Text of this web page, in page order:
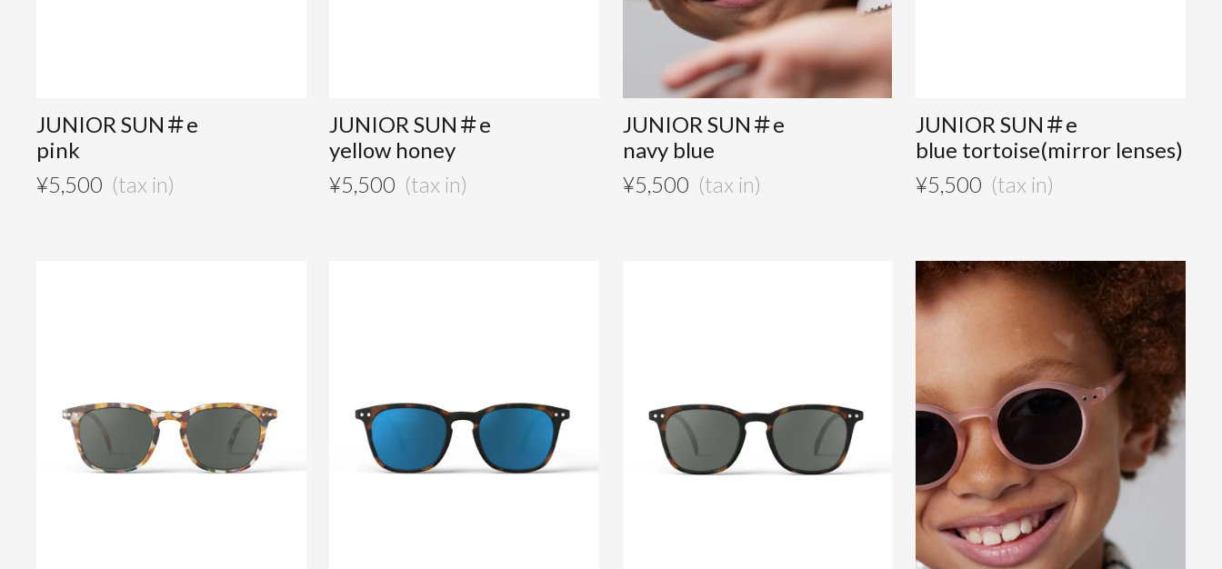
JUNIOR SUN＃e
pink
¥5,500
JUNIOR SUN＃e
yellow honey
¥5,500
JUNIOR SUN＃e
navy blue
¥5,500
JUNIOR SUN＃e
blue tortoise(mirror lenses)
¥5,500